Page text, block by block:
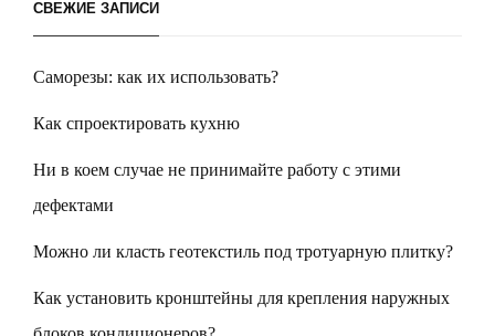
СВЕЖИЕ ЗАПИСИ
Саморезы: как их использовать?
Как спроектировать кухню
Ни в коем случае не принимайте работу с этими
дефектами
Можно ли класть геотекстиль под тротуарную плитку?
Как установить кронштейны для крепления наружных